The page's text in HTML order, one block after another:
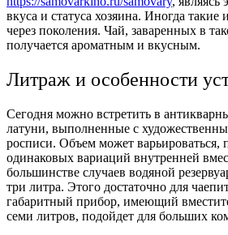
вкуса и статуса хозяина. Иногда такие
через поколения. Чай, заваренных в
получается ароматным и вкусным.
Литраж и особенности
Сегодня можно встретить в
латуни, выполненные с
росписи. Объем может варьироваться,
одинаковых вариаций внутренней
большинстве случаев водяной
три литра. Этого достаточно для
габаритный прибор, имеющий
семи литров, подойдет для больших